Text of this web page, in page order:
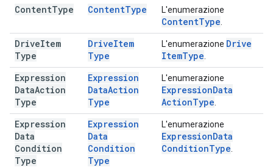
ContentType ContentType L'enumerazione
ContentType
DriveItem
Type
DriveItem
Type
L'enumerazione Drive
ItemType
Expression
DataAction
Type
Expression
DataAction
Type
L'enumerazione
ExpressionData
ActionType
Expression
Data
Condition
Type
Expression
Data
Condition
Type
L'enumerazione
ExpressionData
ConditionType